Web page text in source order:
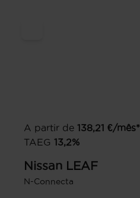
A partir de 138,21 €/mês*
TAEG 13,2%
Nissan LEAF
N-Connecta